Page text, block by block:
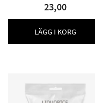
23,00
LÄGG I KORG